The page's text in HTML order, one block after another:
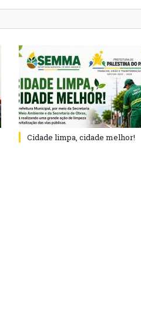
Cidade limpa, cidade melhor!